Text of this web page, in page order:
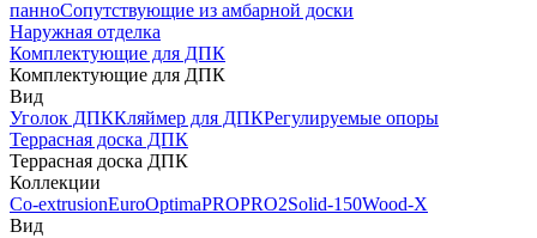
панноСопутствующие из амбарной доски
Наружная отделка
Комплектующие для ДПК
Комплектующие для ДПК
Вид
Уголок ДПККляймер для ДПКРегулируемые опоры
Террасная доска ДПК
Террасная доска ДПК
Коллекции
Co-extrusionEuroOptimaPROPRO2Solid-150Wood-X
Вид